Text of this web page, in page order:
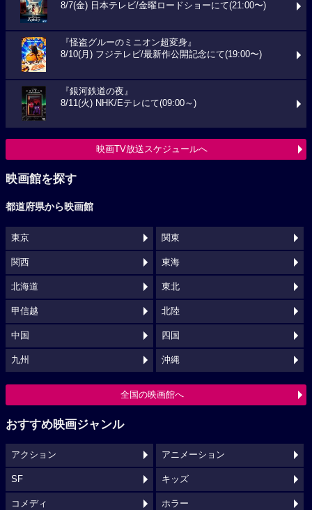
8/7(金) 日本テレビ/金曜ロードショーにて(21:00〜)
『怪盗グルーのミニオン超変身』
8/10(月) フジテレビ/最新作公開記念にて(19:00〜)
『銀河鉄道の夜』
8/11(火) NHK/Eテレにて(09:00～)
映画TV放送スケジュールへ
映画館を探す
都道府県から映画館
東京 関東
関西 東海
北海道 東北
甲信越 北陸
中国 四国
九州 沖縄
全国の映画館へ
おすすめ映画ジャンル
アクション アニメーション
SF キッズ
コメディ ホラー